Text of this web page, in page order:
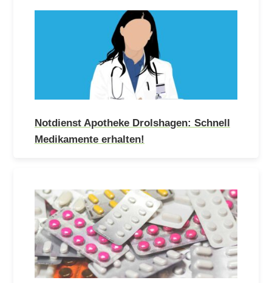
Notdienst Apotheke Drolshagen: Schnell
Medikamente erhalten!